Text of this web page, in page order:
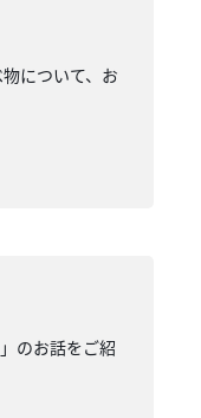
について、お
のお話をご紹